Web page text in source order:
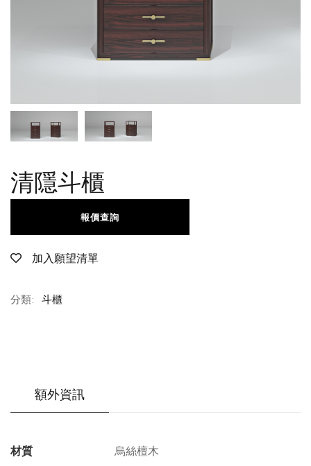
清隱斗櫃
加入願望清單
報價查詢
分類: 斗櫃
額外資訊
材質 烏絲檀木